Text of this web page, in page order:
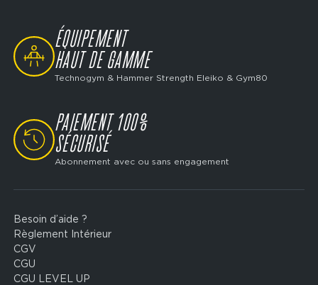
SVG
ÉQUIPEMENT
HAUT DE GAMME
Technogym & Hammer Strength Eleiko & Gym80
SVG
PAIEMENT 100%
SÉCURISÉ
Abonnement avec ou sans engagement
Footer
legal
Besoin d’aide ?
Règlement Intérieur
CGV
CGU
CGU LEVEL UP